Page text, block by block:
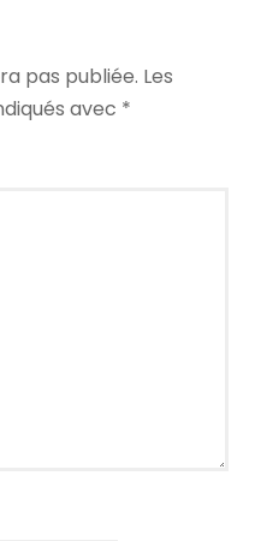
pas publiée. Les
avec *